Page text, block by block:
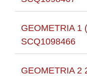
GEOMETRIA 1
SCQ1098466
GEOMETRIA 2